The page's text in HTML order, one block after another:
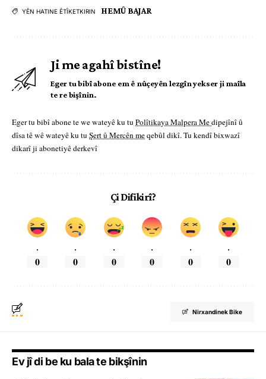
YÊN HATINE ÊTÎKETKIRIN HEMÛ BAJAR
Ji me agahî bistîne!
Eger tu bibî abone em ê nûçeyên lezgîn yekser ji maîla
te re bişînin.
Eger tu bibî abone te we wateyê ku tu Polîtikaya Malpera Medipejînî û
dîsa tê wê wateyê ku tu Şert û Mercên meqebûl dikî. Tu kendî bixwazî
dikarî ji abonetiyê derkevî
Çi Difikirî?
.
0
.
0
.
0
.
0
.
0
.
0
Nirxandinek Bike
Ev jî di be ku bala te bikşînin